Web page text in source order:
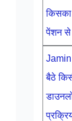
किसका
पेंशन से
बैठे